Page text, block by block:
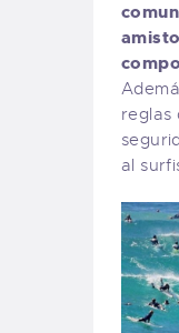
reglas
al